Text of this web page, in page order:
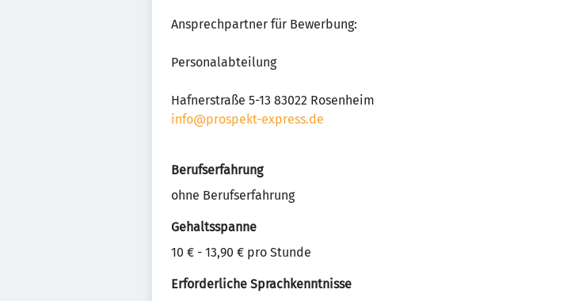
Ansprechpartner für Bewerbung:
Personalabteilung
Hafnerstraße 5-13 83022 Rosenheim
info@prospekt-express.de
Berufserfahrung
ohne Berufserfahrung
Gehaltsspanne
10 € - 13,90 € pro Stunde
Erforderliche Sprachkenntnisse